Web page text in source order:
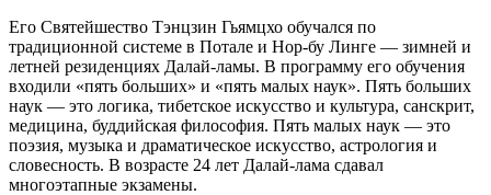
Его Святейшество Тэнцзин Гьямцхо обучался по
традиционной системе в Потале и Нор-бу Линге — зимней и
летней резиденциях Далай-ламы. В программу его обучения
входили «пять больших» и «пять малых наук». Пять больших
наук — это логика, тибетское искусство и культура, санскрит,
медицина, буддийская философия. Пять малых наук — это
поэзия, музыка и драматическое искусство, астрология и
словесность. В возрасте 24 лет Далай-лама сдавал
многоэтапные экзамены.